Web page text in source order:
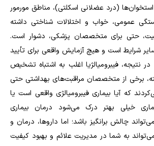
(درد عضلانی اسکلتی)، مناطق مورمور
عمومی، خواب و اختلالات شناختی داشته
حتی برای متخصصان پزشکی، دشوار است.
شرایط است و هیچ آزمایش واقعی برای تأیید
نتیجه، فیبرومیالژیا اغلب به اشتباه تشخیص
برخی از متخصصان مراقبت‌های بهداشتی حتی
که آیا بیماری فیبرومیالژی واقعی است یا
خیلی بهتر درک می‌شود درمان بیماری
چالش برانگیز باشد؛ اما داروها، درمان و
به شما در مدیریت علائم و بهبود کیفیت